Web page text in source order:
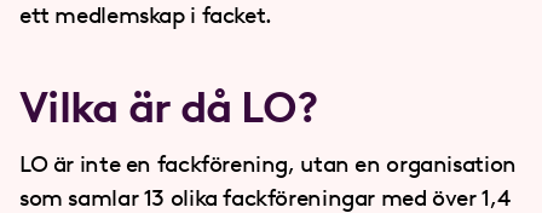
ett medlemskap i facket.
Vilka är då LO?
LO är inte en fackförening, utan en organisation
som samlar 13 olika fackföreningar med över 1,4